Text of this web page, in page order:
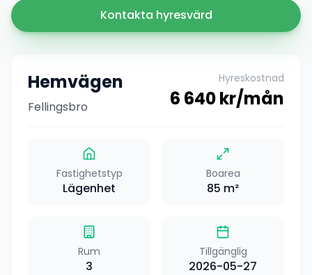
Kontakta hyresvärd
Hemvägen
Fellingsbro
Hyreskostnad
6 640kr/mån
Fastighetstyp
Lägenhet
Boarea
85 m²
Rum
3
Tillgänglig
2026-05-27